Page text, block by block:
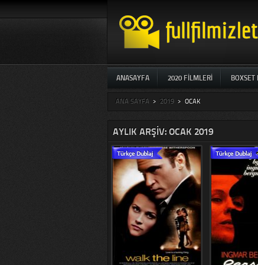
ANASAYFA 2020 FILMLERI
ANA SAYFA > 2019 > OCAK
AYLIK ARŞIV: OCAK 2019